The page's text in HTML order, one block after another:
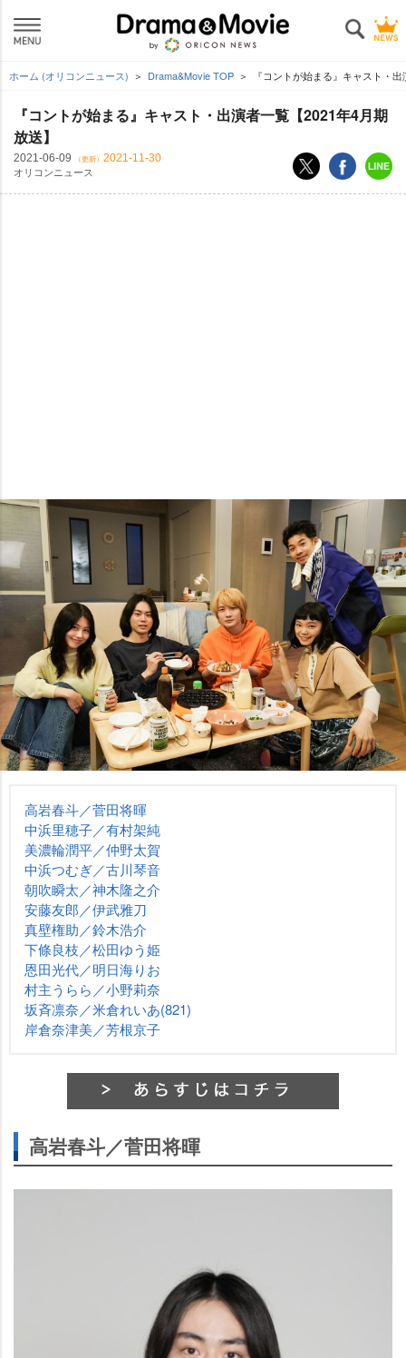
ホーム (オリコンニュース) Drama&Movie TOP 『コントが始まる』キャスト・
『コントが始まる』キャスト・出演者一覧【2021年4月期
放送】
2021-06-09 （更新） 2021-11-30
オリコンニュース
高岩春斗／菅田将暉
中浜里穂子／有村架純
美濃輪潤平／仲野太賀
中浜つむぎ／古川琴音
朝吹瞬太／神木隆之介
安藤友郎／伊武雅刀
真壁権助／鈴木浩介
下條良枝／松田ゆう姫
恩田光代／明日海りお
村主うらら／小野莉奈
坂斉凛奈／米倉れいあ(821)
岸倉奈津美／芳根京子
高岩春斗／菅田将暉